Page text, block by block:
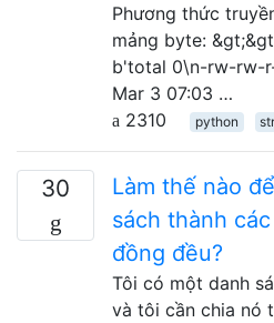
Phương thức
mảng byte:
b'total 0\n-rw-rw-
Mar 3 07:03 …
2310
python
30
Làm thế nào
sách thành
đồng đều?
Tôi có một danh
và tôi cần chia nó